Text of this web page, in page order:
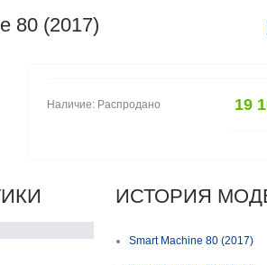
80 (2017)
Наличие: Распродано 19
ИСТОРИЯ
Smart Machine 80 (2017)